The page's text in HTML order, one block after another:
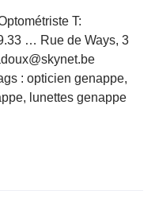
T:
… Rue de Ways, 3
: opticien genappe,
lunettes genappe